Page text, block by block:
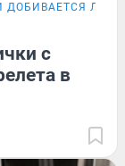
ДОБИВАЕТСЯ
с
в